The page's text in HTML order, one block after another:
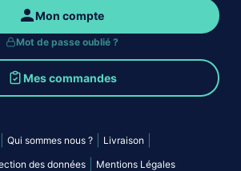
Mon compte
Mot de passe oublié ?
Mes commandes
Qui sommes nous ? Livraison
des données Mentions Légales